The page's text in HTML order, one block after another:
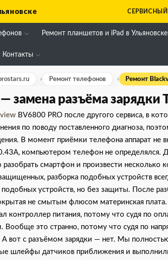
СЕРВИСНЫЙ
Ремонт планшетов и iPad в Ульяновске
Контакты
Ремонт телефонов Ремонт
замена разъёма зарядки
BV6800 PRO после другого сервиса, в
по поводу поставленного диагноза,
В момент приёмки телефона аппарат не
компьютером телефон не определялся.
смартфон и произвести несколько
разборка подобных устройств
устройств, но без защиты. После
не смытым флюсом материнская
контроллер питания, потому что судя по
Вообще это странно, потому что судя по
А вот с разъёмом зарядки — нет. Мы
шлейфы датчиков приближения и